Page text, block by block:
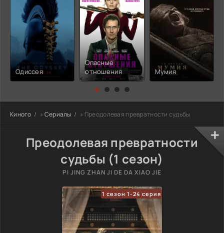
Одиссея
Опасные
отношения
Мумия
Киного » Сериалы » Преодолевая превратности судьбы
Преодолевая превратности
судьбы (1 сезон)
PI JING ZHAN JI DE DA XIAO JIE
1 сезон 1-24 серия